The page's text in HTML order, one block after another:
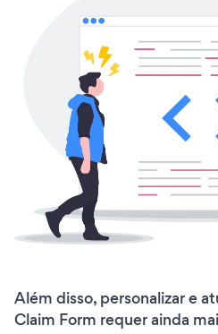
Além disso, personalizar e
Claim Form requer ainda